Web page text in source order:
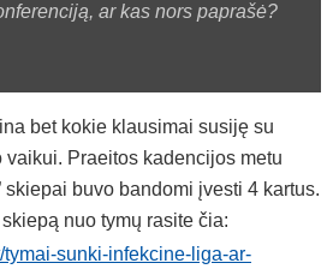
ar kas nors paprašė?
bet kokie klausimai susiję su
vaikui. Praeitos kadencijos metu
skiepai buvo bandomi įvesti 4 kartus.
nuo tymų rasite čia:
tymai-sunki-infekcine-liga-ar-